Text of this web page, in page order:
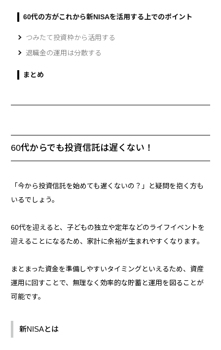
60代の方がこれから新NISAを活用する上でのポイント
つみたて投資枠から活用する
退職金の運用は分散する
まとめ
60代からでも投資信託は遅くない！
「今から投資信託を始めても遅くないの？」と疑問を抱く方も
いるでしょう。
60代を迎えると、子どもの独立や定年などのライフイベントを
迎えることになるため、家計に余裕が生まれやすくなります。
まとまった資金を準備しやすいタイミングといえるため、資産
運用に回すことで、無理なく効率的な貯蓄と運用を図ることが
可能です。
新NISAとは